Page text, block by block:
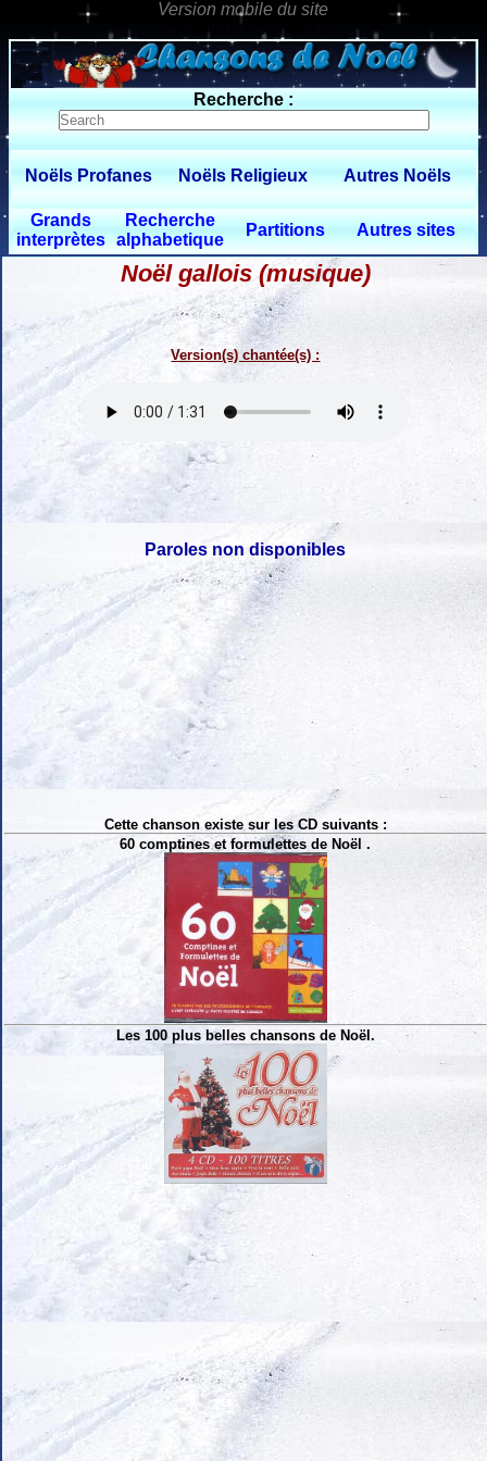
0 $limitbot 1 $limittot 2
Recherche :
Noëls Profanes Noëls Religieux Autres Noëls
Grands
interprètes
Recherche
alphabetique
Partitions Autres sites
Noël gallois (musique)
Version(s) chantée(s) :
Paroles non disponibles
Cette chanson existe sur les CD suivants :
60 comptines et formulettes de Noël .
Les 100 plus belles chansons de Noël.